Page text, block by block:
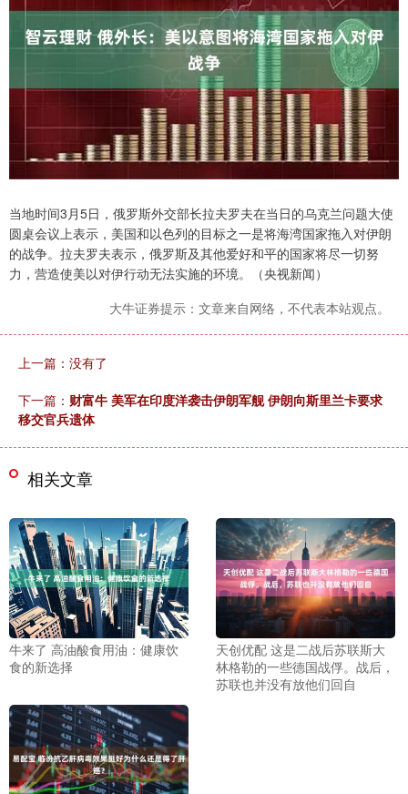
当地时间3月5日，俄罗斯外交部长拉夫罗夫在当日的乌克兰问题大使
圆桌会议上表示，美国和以色列的目标之一是将海湾国家拖入对伊朗
的战争。拉夫罗夫表示，俄罗斯及其他爱好和平的国家将尽一切努
力，营造使美以对伊行动无法实施的环境。（央视新闻）
大牛证券提示：文章来自网络，不代表本站观点。
上一篇：没有了
下一篇： 财富牛 美军在印度洋袭击伊朗军舰 伊朗向斯里兰卡要求
移交官兵遗体
相关文章
牛来了 高油酸食用油：健康饮
食的新选择
天创优配 这是二战后苏联斯大
林格勒的一些德国战俘。战后，
苏联也并没有放他们回自